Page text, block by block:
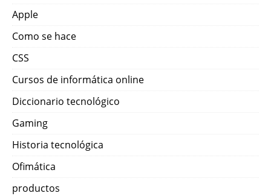
Apple
Como se hace
CSS
Cursos de informática online
Diccionario tecnológico
Gaming
Historia tecnológica
Ofimática
productos